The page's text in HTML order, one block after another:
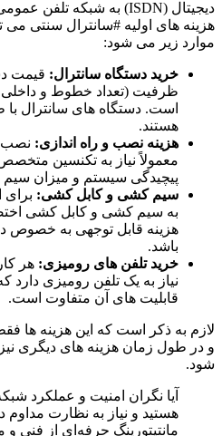
هزینه های اولیه #سانترال سنتی می
موارد زیر می شود:
خرید دستگاه سانترال: قیمت
ظرفیت (تعداد خطوط و داخلی
است. دستگاه های سانترال با
هستند.
هزینه نصب و راه اندازی: نصب
معمولاً نیاز به تکنسین
پیچیدگی سیستم و میزان
سیم کشی و کابل کشی: برای
به سیم کشی و کابل کشی
هزینه قابل توجهی به خصوص
باشد.
خرید تلفن های رومیزی: هر
نیاز به یک تلفن رومیزی دارد
قابلیت های آن متفاوت است.
لازم به ذکر است که این هزینه ها
و در طول زمان هزینه های دیگری
شود.
آیا نگران امنیت و عملکرد
هستید و نیاز به نظارت مداوم
مانتیتورینگ حرفه‌ای از فنی